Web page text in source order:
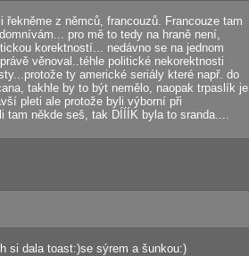
z němců, francouzů. Francouze tam
pro mě to tedy na hraně není,
korektností... nedávno se na jednom
věnoval..téhle politické nekorektnosti
ty americké seriály které např. do
takhle by to být nemělo, naopak trpaslík je
pleti ale protože byli výborní při
někde seš, tak DÍÍÍK byla to sranda....
si dala toast:)se sýrem a šunkou:)